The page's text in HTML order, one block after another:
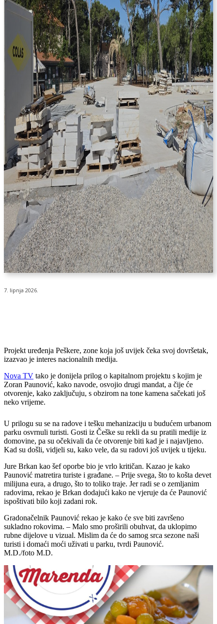
7. lipnja 2026.
Projekt uređenja Peškere, zone koja još uvijek čeka svoj dovršetak,
izazvao je interes nacionalnih medija.
Nova TV tako je donijela prilog o kapitalnom projektu s kojim je
Zoran Paunović, kako navode, osvojio drugi mandat, a čije će
otvorenje, kako zaključuju, s obzirom na tone kamena sačekati još
neko vrijeme.
U prilogu su se na radove i tešku mehanizaciju u budućem urbanom
parku osvrnuli turisti. Gosti iz Češke su rekli da su pratili medije iz
domovine, pa su očekivali da će otvorenje biti kad je i najavljeno.
Kad su došli, vidjeli su, kako vele, da su radovi još uvijek u tijeku.
Jure Brkan kao šef oporbe bio je vrlo kritičan. Kazao je kako
Paunović matretira turiste i građane. – Prije svega, što to košta devet
milijuna eura, a drugo, što to toliko traje. Jer radi se o zemljanim
radovima, rekao je Brkan dodajući kako ne vjeruje da će Paunović
ispoštivati bilo koji zadani rok.
Gradonačelnik Paunović rekao je kako će sve biti završeno
sukladno rokovima. – Malo smo proširili obuhvat, da uklopimo
rubne dijelove u vizual. Mislim da će do samog srca sezone naši
turisti i domaći moći uživati u parku, tvrdi Paunović.
M.D./foto M.D.